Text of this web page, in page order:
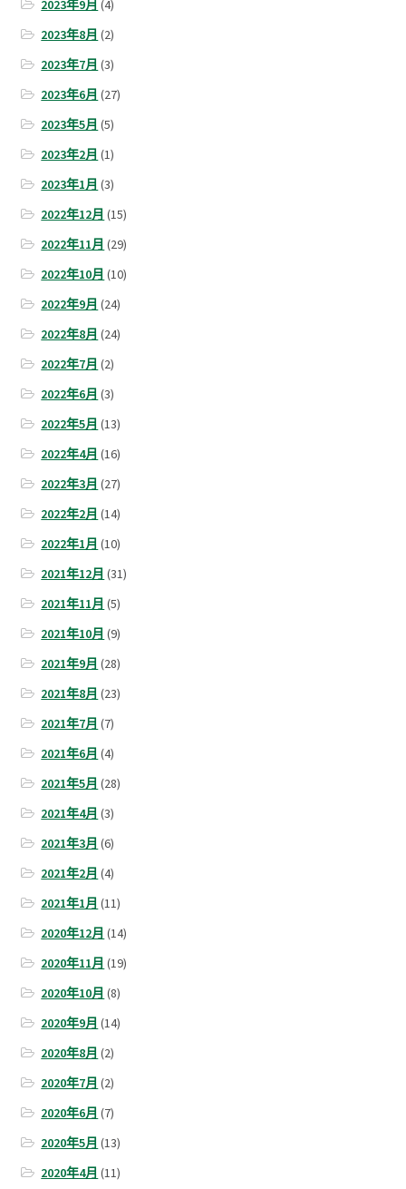
2023年9月 (4)
2023年8月 (2)
2023年7月 (3)
2023年6月 (27)
2023年5月 (5)
2023年2月 (1)
2023年1月 (3)
2022年12月 (15)
2022年11月 (29)
2022年10月 (10)
2022年9月 (24)
2022年8月 (24)
2022年7月 (2)
2022年6月 (3)
2022年5月 (13)
2022年4月 (16)
2022年3月 (27)
2022年2月 (14)
2022年1月 (10)
2021年12月 (31)
2021年11月 (5)
2021年10月 (9)
2021年9月 (28)
2021年8月 (23)
2021年7月 (7)
2021年6月 (4)
2021年5月 (28)
2021年4月 (3)
2021年3月 (6)
2021年2月 (4)
2021年1月 (11)
2020年12月 (14)
2020年11月 (19)
2020年10月 (8)
2020年9月 (14)
2020年8月 (2)
2020年7月 (2)
2020年6月 (7)
2020年5月 (13)
2020年4月 (11)